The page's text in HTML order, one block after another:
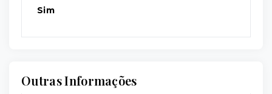
Sim
Outras Informações